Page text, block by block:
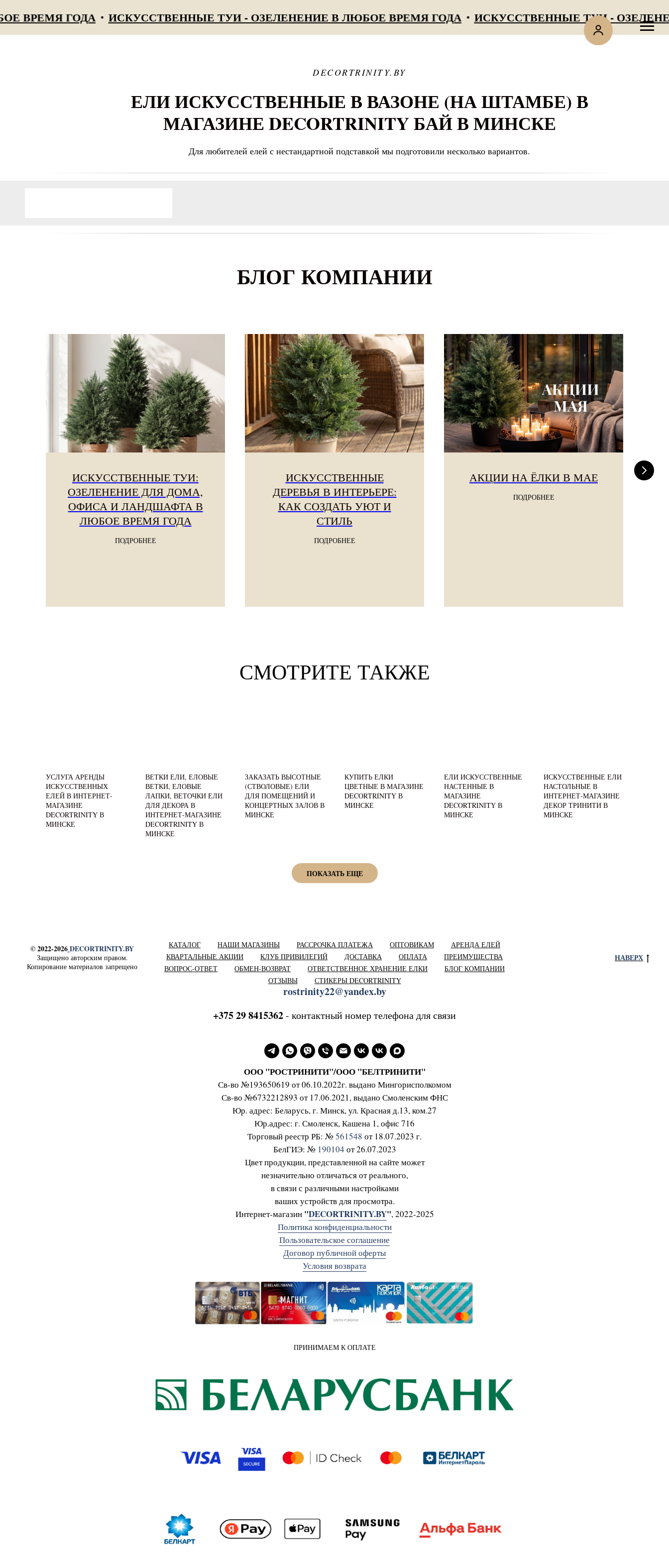
ГОДА ИСКУССТВЕННЫЕ ТУИ - ОЗЕЛЕНЕНИЕ В ЛЮБОЕ ВРЕМЯ ГОДА ИСКУССТВЕННЫЕ ТУИ -
DECORTRINITY.BY
ЕЛИ ИСКУССТВЕННЫЕ В ВАЗОНЕ (НА ШТАМБЕ) В
МАГАЗИНЕ DECORTRINITY БАЙ В МИНСКЕ
Для любителей елей с нестандартной подставкой мы подготовили несколько вариантов.
БЛОГ КОМПАНИИ
ИСКУССТВЕННЫЕ ТУИ:
ОЗЕЛЕНЕНИЕ ДЛЯ ДОМА,
ОФИСА И ЛАНДШАФТА В
ЛЮБОЕ ВРЕМЯ ГОДА
ПОДРОБНЕЕ
ИСКУССТВЕННЫЕ
ДЕРЕВЬЯ В ИНТЕРЬЕРЕ:
КАК СОЗДАТЬ УЮТ И
СТИЛЬ
ПОДРОБНЕЕ
АКЦИИ НА ЁЛКИ В МАЕ
ПОДРОБНЕЕ
СМОТРИТЕ ТАКЖЕ
УСЛУГА АРЕНДЫ
ИСКУССТВЕННЫХ
ЕЛЕЙ В ИНТЕРНЕТ-
МАГАЗИНЕ
DECORTRINITY В
МИНСКЕ
ВЕТКИ ЕЛИ, ЕЛОВЫЕ
ВЕТКИ, ЕЛОВЫЕ
ЛАПКИ, ВЕТОЧКИ ЕЛИ
ДЛЯ ДЕКОРА В
ИНТЕРНЕТ-МАГАЗИНЕ
DECORTRINITY В
МИНСКЕ
ЗАКАЗАТЬ ВЫСОТНЫЕ
(СТВОЛОВЫЕ) ЕЛИ
ДЛЯ ПОМЕЩЕНИЙ И
КОНЦЕРТНЫХ ЗАЛОВ В
МИНСКЕ
КУПИТЬ ЕЛКИ
ЦВЕТНЫЕ В МАГАЗИНЕ
DECORTRINITY В
МИНСКЕ
ЕЛИ ИСКУССТВЕННЫЕ
НАСТЕННЫЕ В
МАГАЗИНЕ
DECORTRINITY В
МИНСКЕ
ИСКУССТВЕННЫЕ ЕЛИ
НАСТОЛЬНЫЕ В
ИНТЕРНЕТ-МАГАЗИНЕ
ДЕКОР ТРИНИТИ В
МИНСКЕ
ПОКАЗАТЬ ЕЩЕ
© 2022-2026DECORTRINITY.BY
Защищено авторским правом.
Копирование материалов запрещено
КАТАЛОГ НАШИ МАГАЗИНЫ РАССРОЧКА ПЛАТЕЖА ОПТОВИКАМ
АРЕНДА ЕЛЕЙ
КВАРТАЛЬНЫЕ АКЦИИ
КЛУБ ПРИВИЛЕГИЙ ДОСТАВКА ОПЛАТА
ПРЕИМУЩЕСТВА
ВОПРОС-ОТВЕТ
ОБМЕН-ВОЗВРАТ ОТВЕТСТВЕННОЕ ХРАНЕНИЕ ЕЛКИ
БЛОГ КОМПАНИИ
ОТЗЫВЫ
СТИКЕРЫ DECORTRINITY
НАВЕРХ
rostrinity22@yandex.by
+375 29 8415362- контактный номер телефона для связи
ООО "РОСТРИНИТИ"/ООО "БЕЛТРИНИТИ"
Св-во №193650619 от 06.10.2022г. выдано Мингорисполкомом
Св-во №6732212893 от 17.06.2021, выдано Смоленским ФНС
Юр. адрес: Беларусь, г. Минск, ул. Красная д.13, ком.27
Юр.адрес: г. Смоленск, Кашена 1, офис 716
Торговый реестр РБ: №561548 от 18.07.2023 г.
БелГИЭ: № 190104 от 26.07.2023
Цвет продукции, представленной на сайте может
незначительно отличаться от реального,
в связи с различными настройками
ваших устройств для просмотра.
Интернет-магазин "DECORTRINITY.BY", 2022-2025
Политика конфиденциальности
Пользовательское соглашение
Договор публичной оферты
Условия возврата
ПРИНИМАЕМ К ОПЛАТЕ